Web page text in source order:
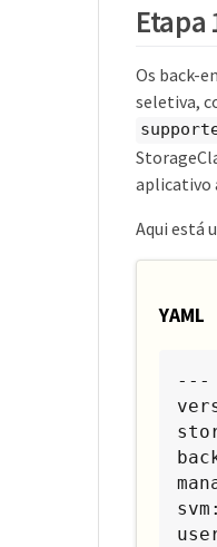
Os back-
seletiva,
aplicativo
Aqui está
YAML
---